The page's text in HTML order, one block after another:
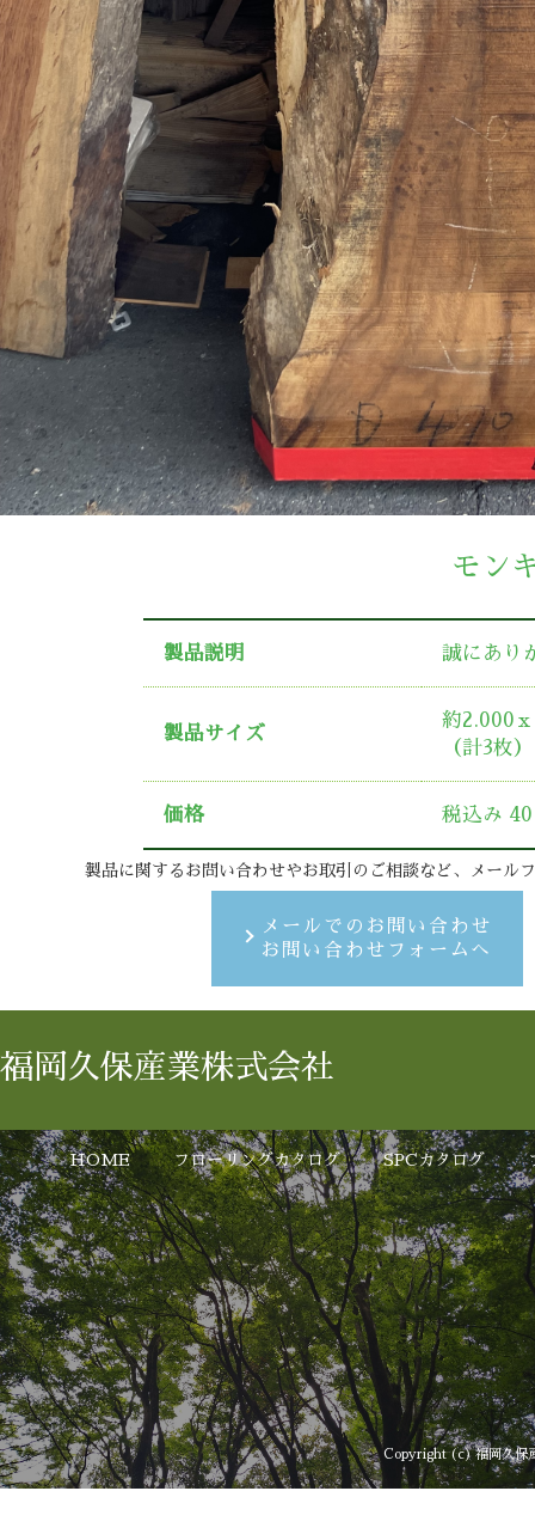
モン
製品説明 誠にあり
製品サイズ
約2.000
（計3枚）
価格 税込み
製品に関するお問い合わせやお取引のご相談など、メール
メールでのお問い合わせ
お問い合わせフォームへ
福岡久保産業株式会社
HOME フローリングカタログ SPCカタログ
Copyright (c) 福岡久保